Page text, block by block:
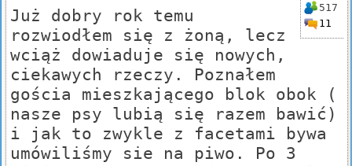
517
11
Już dobry rok temu
rozwiodłem się z żoną, lecz
wciąż dowiaduje się nowych,
ciekawych rzeczy. Poznałem
gościa mieszkającego blok obok (
nasze psy lubią się razem bawić)
i jak to zwykle z facetami bywa
umówiliśmy sie na piwo. Po 3